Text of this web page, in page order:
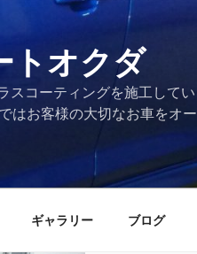
トオクダ
スコーティングを施工してい
はお客様の大切なお車をオー
ギャラリー ブログ